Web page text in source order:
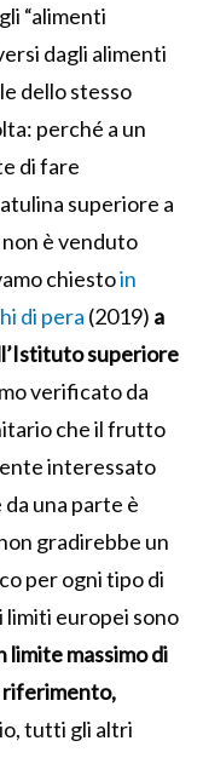
i “alimenti
dagli alimenti
dello stesso
perché a un
di fare
superiore a
è venduto
chiestoin
di pera (2019) a
superiore
verificato da
che il frutto
interessato
da una parte è
gradirebbe un
per ogni tipo di
limiti europei sono
limite massimo di
riferimento,
tutti gli altri